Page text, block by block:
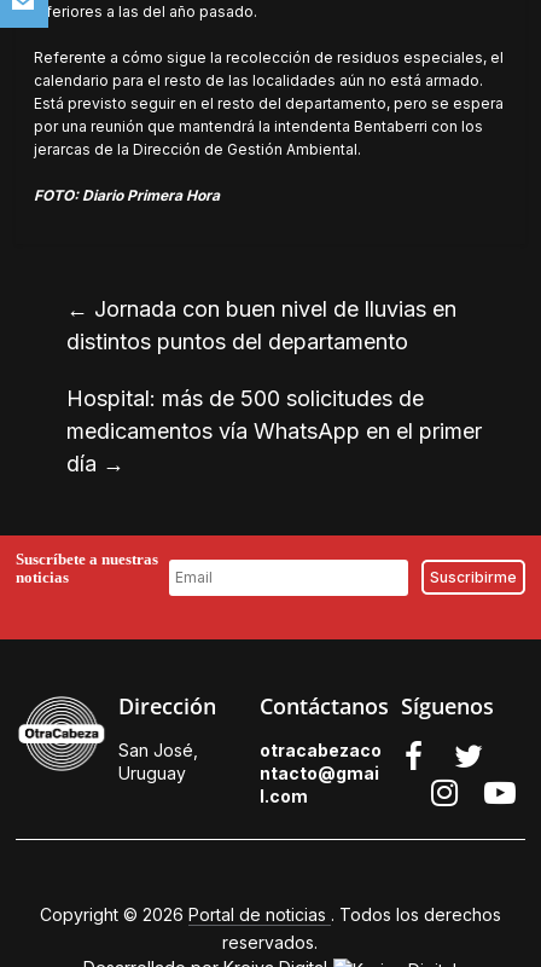
inferiores a las del año pasado.
Referente a cómo sigue la recolección de residuos especiales, el
calendario para el resto de las localidades aún no está armado.
Está previsto seguir en el resto del departamento, pero se espera
por una reunión que mantendrá la intendenta Bentaberri con los
jerarcas de la Dirección de Gestión Ambiental.
FOTO: Diario Primera Hora
← Jornada con buen nivel de lluvias en
distintos puntos del departamento
Hospital: más de 500 solicitudes de
medicamentos vía WhatsApp en el primer
día →
Suscríbete a nuestras
noticias
Dirección
San José,
Uruguay
Contáctanos
otracabezaco
ntacto@gmai
l.com
Síguenos
Copyright © 2026 Portal de noticias . Todos los derechos
reservados.